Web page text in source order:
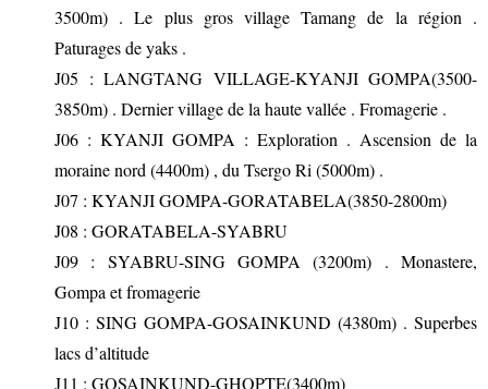
3500m) . Le plus gros village Tamang de la région .
Paturages de yaks .
J05 : LANGTANG VILLAGE-KYANJI GOMPA(3500-
3850m) . Dernier village de la haute vallée . Fromagerie .
J06 : KYANJI GOMPA : Exploration . Ascension de la
moraine nord (4400m) , du Tsergo Ri (5000m) .
J07 : KYANJI GOMPA-GORATABELA(3850-2800m)
J08 : GORATABELA-SYABRU
J09 : SYABRU-SING GOMPA (3200m) . Monastere,
Gompa et fromagerie
J10 : SING GOMPA-GOSAINKUND (4380m) . Superbes
lacs d’altitude
J11 : GOSAINKUND-GHOPTE(3400m)